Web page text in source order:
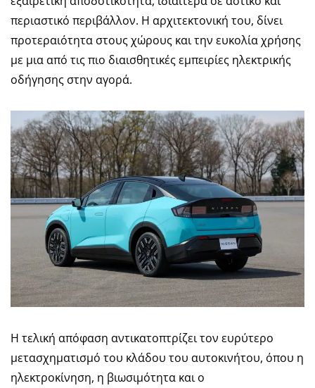
περιαστικό περιβάλλον. Η αρχιτεκτονική του, δίνει
προτεραιότητα στους χώρους και την ευκολία χρήσης
με μια από τις πιο διαισθητικές εμπειρίες ηλεκτρικής
οδήγησης στην αγορά.
Η τελική απόφαση αντικατοπτρίζει τον ευρύτερο
μετασχηματισμό του κλάδου του αυτοκινήτου, όπου η
ηλεκτροκίνηση, η βιωσιμότητα και ο